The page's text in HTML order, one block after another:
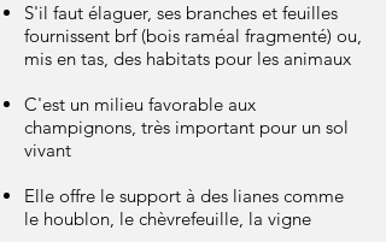
S'il faut élaguer, ses branches et feuilles
fournissent brf (bois raméal fragmenté) ou,
mis en tas, des habitats pour les animaux
C'est un milieu favorable aux
champignons, très important pour un sol
vivant
Elle offre le support à des lianes comme
le houblon, le chèvrefeuille, la vigne